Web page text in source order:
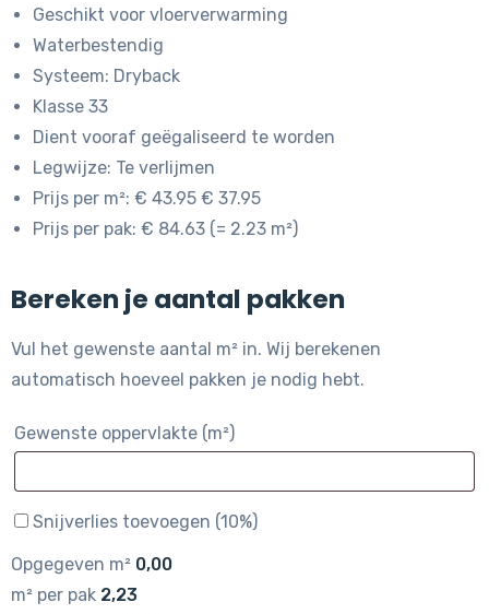
Geschikt voor vloerverwarming
Waterbestendig
Systeem: Dryback
Klasse 33
Dient vooraf geëgaliseerd te worden
Legwijze: Te verlijmen
Prijs per m²: € 43.95 € 37.95
Prijs per pak: € 84.63 (= 2.23 m²)
Bereken je aantal pakken
Vul het gewenste aantal m² in. Wij berekenen
automatisch hoeveel pakken je nodig hebt.
Gewenste oppervlakte (m²)
Snijverlies toevoegen (10%)
Opgegeven m² 0,00
m² per pak 2,23